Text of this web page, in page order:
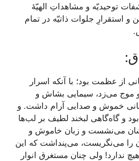
توحیدیّه و مشاهداتِ الهیّۀ
و استقرارِ جلوات ذاتیّه در تمام
از عظمت بود؛ با آنکه اسرار
او موج می‌زد، سیمایی بشاش و
خموش و صدایی آرام داشت. و
و گاه‌گاهی لبخند لطیف بر لب‌ها
می‌نشست و زبان خاموش و
می‌نگریست، می‌پنداشت که این
ندارد! ولی چنان مستغرق انوار